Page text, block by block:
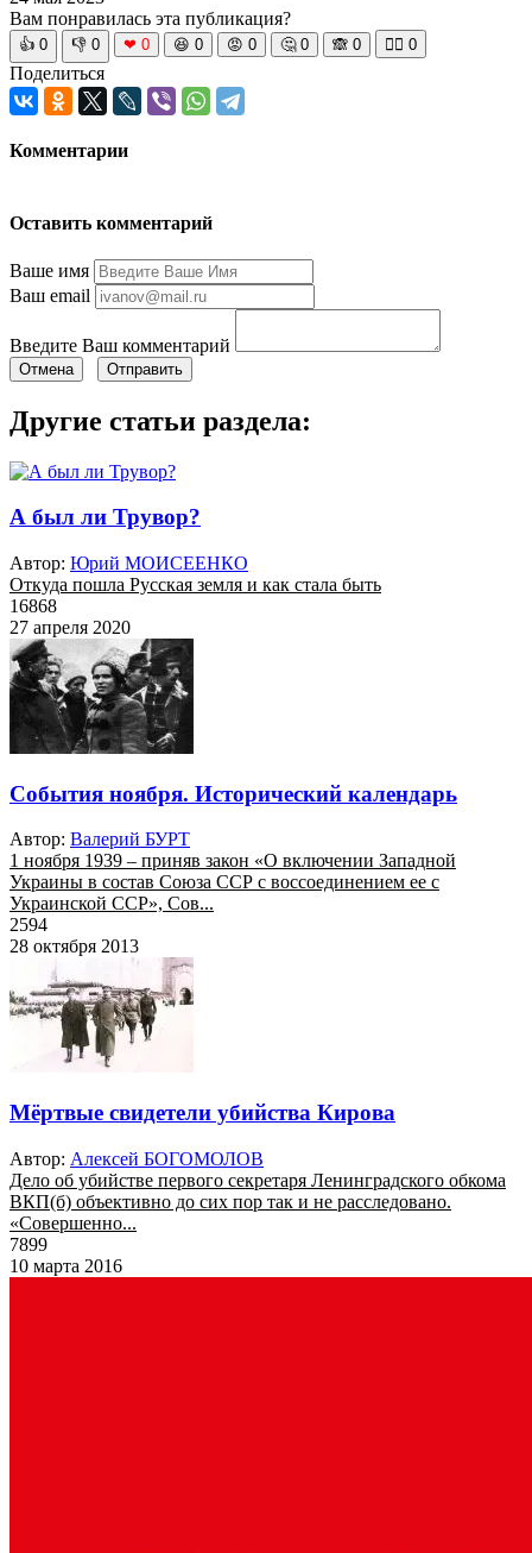
Вам понравилась эта публикация?
👍 0 👎 0 ❤ 0 😆 0 😡 0 🤔 0 🙈 0 🧘‍♀️ 0
Поделиться
Комментарии
Оставить комментарий
Ваше имя
Ваш email
Введите Ваш комментарий
Отмена Отправить
Другие статьи раздела:
А был ли Трувор?
Автор: Юрий МОИСЕЕНКО
Откуда пошла Русская земля и как стала быть
16868
27 апреля 2020
События ноября. Исторический календарь
Автор: Валерий БУРТ
1 ноября 1939 – приняв закон «О включении Западной
Украины в состав Союза ССР с воссоединением ее с
Украинской ССР», Сов...
2594
28 октября 2013
Мёртвые свидетели убийства Кирова
Автор: Алексей БОГОМОЛОВ
Дело об убийстве первого секретаря Ленинградского обкома
ВКП(б) объективно до сих пор так и не расследовано.
«Совершенно...
7899
10 марта 2016